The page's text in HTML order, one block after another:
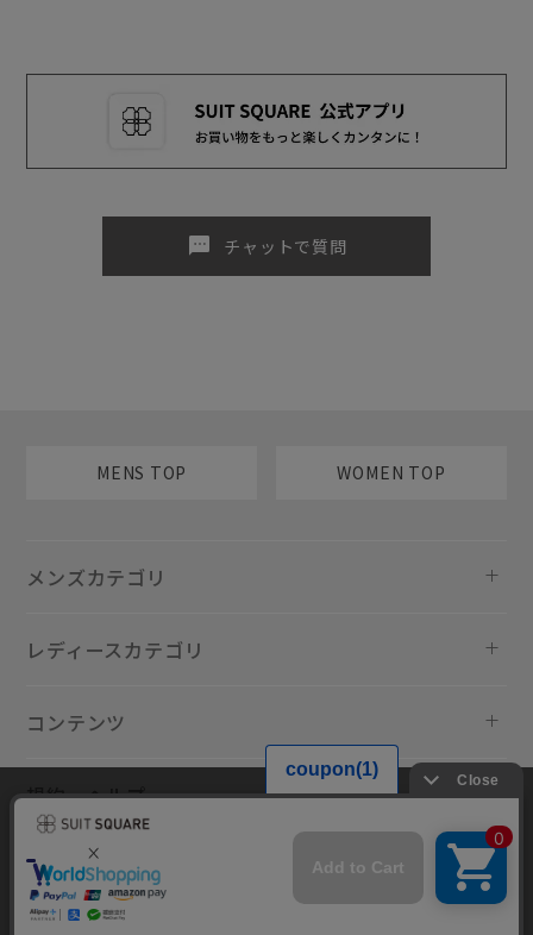
sms チャットで質問
MENS TOP WOMEN TOP
メンズカテゴリ
レディースカテゴリ
コンテンツ
規約・ヘルプ
当サイトでは利用体験の向上およびコンテンツの最適な提供、トラフィ
ックの分析を目的としてCookieを使用しています。サイトの閲覧を継続
された場合、Cookieの利用に同意したものといたします。詳細について
はプライバシーポリシー をご確認ください。